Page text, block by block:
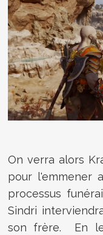
On verra alors
pour l'emmener
processus
Sindri
son frère. En le